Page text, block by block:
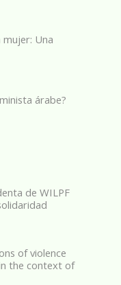
Una
árabe?
de WILPF
of violence
the context of